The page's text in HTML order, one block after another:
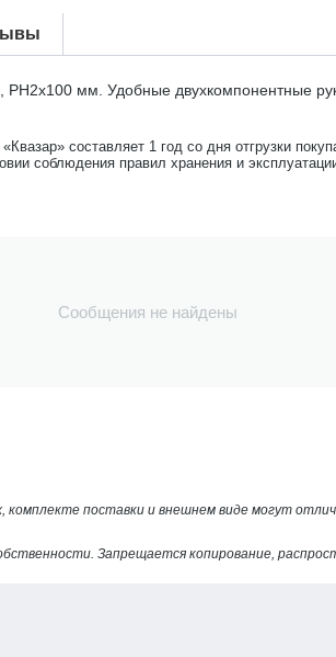
мм. Удобные двухкомпонентные
составляет 1 год со дня отгрузки
соблюдения правил хранения и
Сообщения не найдены
комплекте поставки и внешнем виде могут
Запрещается копирование,